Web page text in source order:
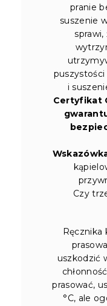
pranie
suszenie
i
Certyfikat
Czy
Ręcznika
uszkodzić
prasować,
°C, ale